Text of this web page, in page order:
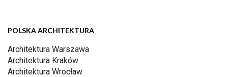
POLSKA ARCHITEKTURA
Architektura Warszawa
Architektura Kraków
Architektura Wrocław